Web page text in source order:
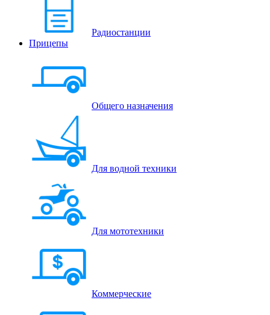
Радиостанции
Прицепы
Общего назначения
Для водной техники
Для мототехники
Коммерческие